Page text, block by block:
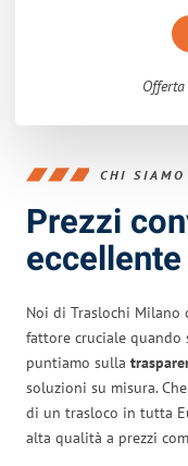
Offerta
CHI SIAMO
Prezzi
Noi di Traslochi Milano
fattore cruciale quando
puntiamo sulla
soluzioni su misura.
di un trasloco in tutta
alta qualità a prezzi